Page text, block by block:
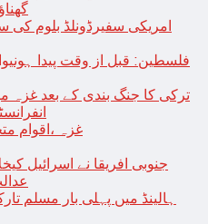
امریکی سفیرڈونلڈ بلوم کی
فلسطین: قبل از وقت پیدا
ترکی کا جنگ بندی کے بعد غزہ
غزہ ،اقوام
جنوبی افریقا نے اسرائیل
ہالینڈ میں پہلی بار مسلم